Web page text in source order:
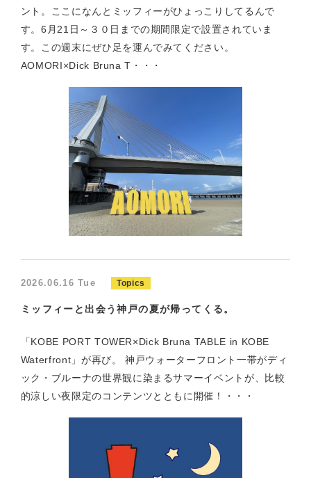
ント。ここになんとミッフィーがひょっこりしてるんで
す。6月21日～３０日までの期間限定で設置されていま
す。この週末にぜひ足を運んでみてください。
AOMORI×Dick Bruna T・・・
2026.06.16 Tue Topics
ミッフィーと出会う神戸の夏が帰ってくる。
「KOBE PORT TOWER×Dick Bruna TABLE in KOBE
Waterfront」が再び。 神戸ウォーターフロント一帯がディ
ック・ブルーナの世界観に染まるサマーイベントが、比較
的涼しい夜限定のコンテンツとともに開催！・・・